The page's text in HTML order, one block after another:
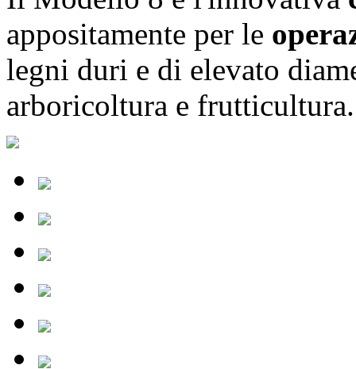
appositamente per le
legni duri e di elevato
arboricoltura e frutticultura.